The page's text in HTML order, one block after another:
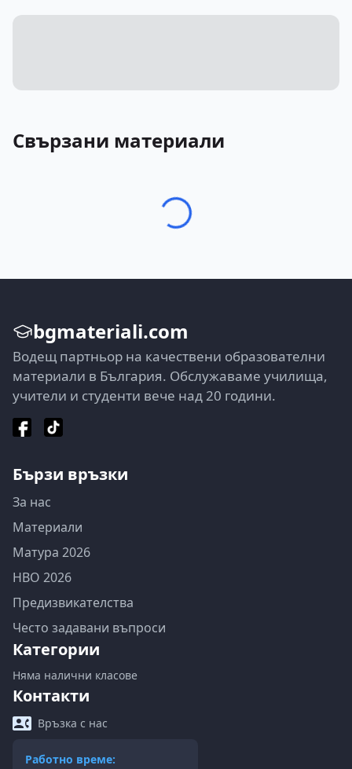
Свързани материали
bgmateriali.com
Водещ партньор на качествени образователни
материали в България. Обслужаваме училища,
учители и студенти вече над 20 години.
Бързи връзки
За нас
Материали
Матура 2026
НВО 2026
Предизвикателства
Често задавани въпроси
Категории
Няма налични класове
Контакти
Връзка с нас
Работно време: